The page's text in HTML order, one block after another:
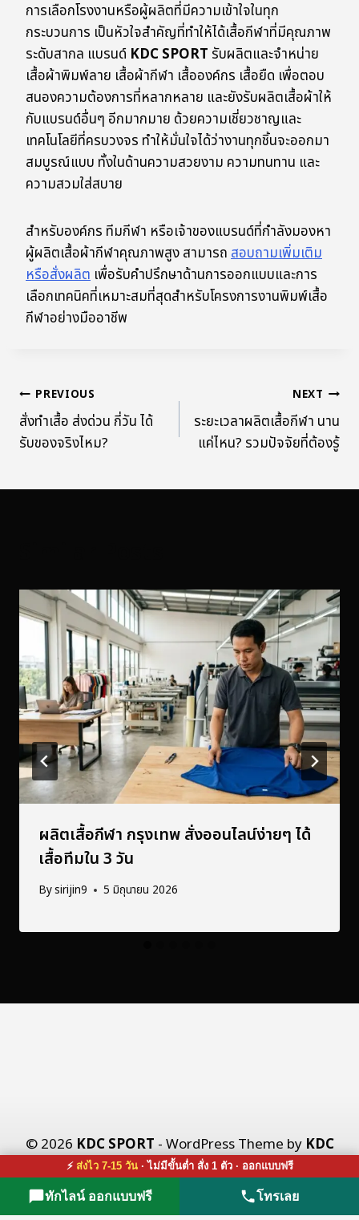
การเลือกโรงงานหรือผู้ผลิตที่มีความเข้าใจในทุก
กระบวนการ เป็นหัวใจสำคัญที่ทำให้ได้เสื้อกีฬาที่มีคุณภาพ
ระดับสากล แบรนด์ KDC SPORT รับผลิตและจำหน่าย
เสื้อผ้าพิมพ์ลาย เสื้อผ้ากีฬา เสื้อองค์กร เสื้อยืด เพื่อตอบ
สนองความต้องการที่หลากหลาย และยังรับผลิตเสื้อผ้าให้
กับแบรนด์อื่นๆ อีกมากมาย ด้วยความเชี่ยวชาญและ
เทคโนโลยีที่ครบวงจร ทำให้มั่นใจได้ว่างานทุกชิ้นจะออกมา
สมบูรณ์แบบ ทั้งในด้านความสวยงาม ความทนทาน และ
ความสวมใส่สบาย
สำหรับองค์กร ทีมกีฬา หรือเจ้าของแบรนด์ที่กำลังมองหา
ผู้ผลิตเสื้อผ้ากีฬาคุณภาพสูง สามารถสอบถามเพิ่มเติม
หรือสั่งผลิต เพื่อรับคำปรึกษาด้านการออกแบบและการ
เลือกเทคนิคที่เหมาะสมที่สุดสำหรับโครงการงานพิมพ์เสื้อ
กีฬาอย่างมืออาชีพ
PREVIOUS
สั่งทำเสื้อ ส่งด่วน กี่วัน ได้
รับของจริงไหม?
NEXT
ระยะเวลาผลิตเสื้อกีฬา นาน
แค่ไหน? รวมปัจจัยที่ต้องรู้
ผลิตเสื้อกีฬา กรุงเทพ สั่งออนไลน์ง่ายๆ ได้
เสื้อทีมใน 3 วัน
Bysirijin9 5 มิถุนายน 2026
© 2026 KDC SPORT - WordPress Theme by KDC
X CO., LTD.
⚡ ส่งไว 7-15 วัน· ไม่มีขั้นต่ำ สั่ง 1 ตัว · ออกแบบฟรี
ทักไลน์ ออกแบบฟรี โทรเลย